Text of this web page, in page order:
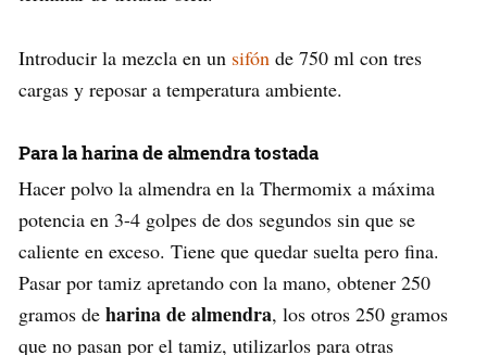
Introducir la mezcla en un sifón de 750 ml con tres
cargas y reposar a temperatura ambiente.
Para la harina de almendra tostada
Hacer polvo la almendra en la Thermomix a máxima
potencia en 3-4 golpes de dos segundos sin que se
caliente en exceso. Tiene que quedar suelta pero fina.
Pasar por tamiz apretando con la mano, obtener 250
gramos de harina de almendra, los otros 250 gramos
que no pasan por el tamiz, utilizarlos para otras